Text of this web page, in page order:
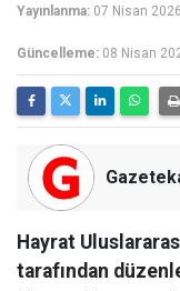
Yayınlanma: 07 Nisan
Güncelleme: 08 Nisan
Hayrat
tarafından